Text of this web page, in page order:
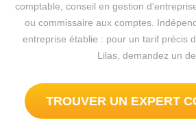
comptable, conseil en gestion
ou commissaire aux comptes.
entreprise établie : pour un tarif précis
Lilas, demandez un
TROUVER UN EXPERT